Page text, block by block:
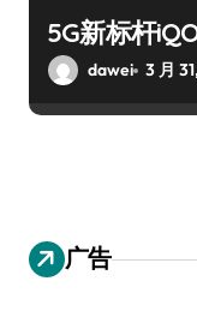
5G新标杆
dawei 3 月
广告